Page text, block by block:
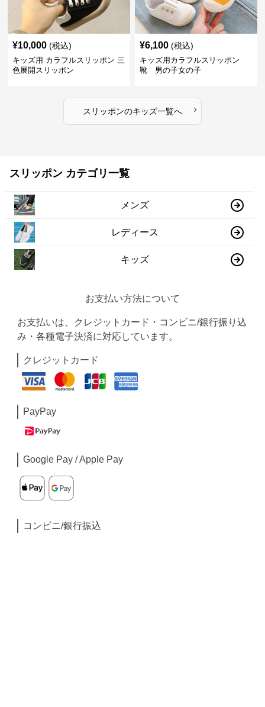
¥10,000 (税込)
キッズ用 カラフルスリッポン 三
色展開スリッポン
¥6,100 (税込)
キッズ用カラフルスリッポン
靴 男の子女の子
スリッポンのキッズ一覧へ ›
スリッポン カテゴリ一覧
メンズ
レディース
キッズ
お支払い方法について
お支払いは、クレジットカード・コンビニ/銀行振り込
み・各種電子決済に対応しています。
クレジットカード
PayPay
Google Pay / Apple Pay
コンビニ/銀行振込